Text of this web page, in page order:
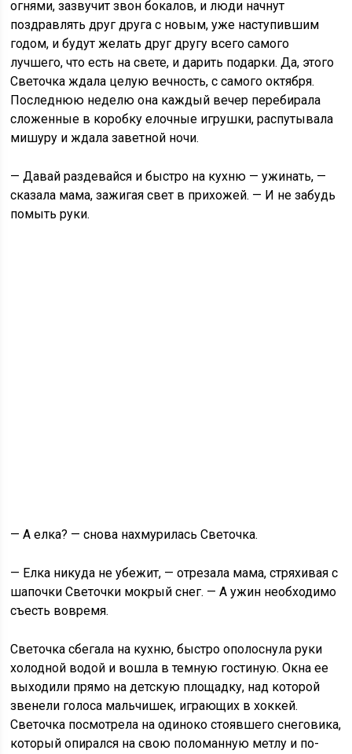
огнями, зазвучит звон бокалов, и люди начнут
поздравлять друг друга с новым, уже наступившим
годом, и будут желать друг другу всего самого
лучшего, что есть на свете, и дарить подарки. Да, этого
Светочка ждала целую вечность, с самого октября.
Последнюю неделю она каждый вечер перебирала
сложенные в коробку елочные игрушки, распутывала
мишуру и ждала заветной ночи.
— Давай раздевайся и быстро на кухню — ужинать, —
сказала мама, зажигая свет в прихожей. — И не забудь
помыть руки.
— А елка? — снова нахмурилась Светочка.
— Елка никуда не убежит, — отрезала мама, стряхивая с
шапочки Светочки мокрый снег. — А ужин необходимо
съесть вовремя.
Светочка сбегала на кухню, быстро ополоснула руки
холодной водой и вошла в темную гостиную. Окна ее
выходили прямо на детскую площадку, над которой
звенели голоса мальчишек, играющих в хоккей.
Светочка посмотрела на одиноко стоявшего снеговика,
который опирался на свою поломанную метлу и по-